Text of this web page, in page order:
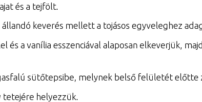
és a tejfölt.
keverés mellett a tojásos egyveleghez
és a vanília esszenciával alaposan elkeverjük,
sütőtepsibe, melynek belső felületét előtte
helyezzük.